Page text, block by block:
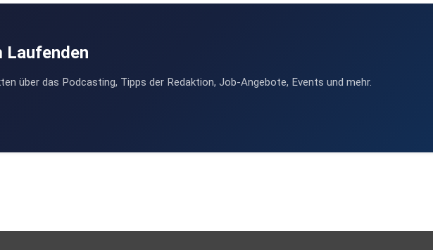
Laufenden
über das Podcasting, Tipps der Redaktion, Job-Angebote, Events und mehr.